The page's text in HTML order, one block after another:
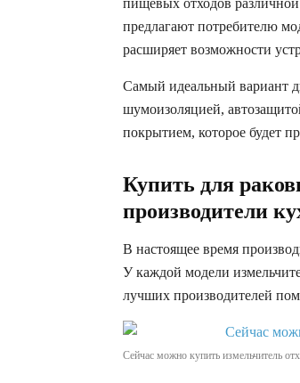
пищевых отходов
предлагают потребителю
расширяет возможности
Самый идеальный вариант
шумоизоляцией,
покрытием, которое будет
Купить для
производители
В настоящее время
У каждой модели
лучших производителей
Сейчас можно купить измельчитель